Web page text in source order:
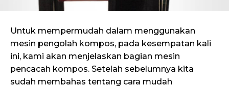
Untuk mempermudah dalam menggunakan
mesin pengolah kompos, pada kesempatan kali
ini, kami akan menjelaskan bagian mesin
pencacah kompos. Setelah sebelumnya kita
sudah membahas tentang cara mudah